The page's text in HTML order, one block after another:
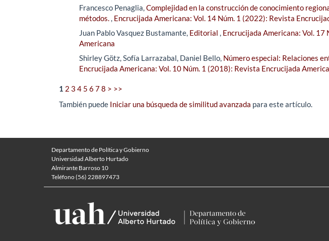
Francesco Penaglia,Complejidad en la construcción de conocimiento
métodos., Encrucijada Americana: Vol. 14 Núm. 1 (2022): Revista
Juan Pablo Vasquez Bustamante, Editorial , Encrucijada Americana: Vol.
Americana
Shirley Götz, Sofía Larrazabal, Daniel Bello, Número especial: Relaciones
Encrucijada Americana: Vol. 10 Núm. 1 (2018): Revista Encrucijada
1 2 3 4 5 6 78 > >>
También puede Iniciar una búsqueda de similitud avanzada para este artículo.
Departamento de Política y Gobierno
Universidad Alberto Hurtado
Almirante Barroso 10
Teléfono (56) 228897473